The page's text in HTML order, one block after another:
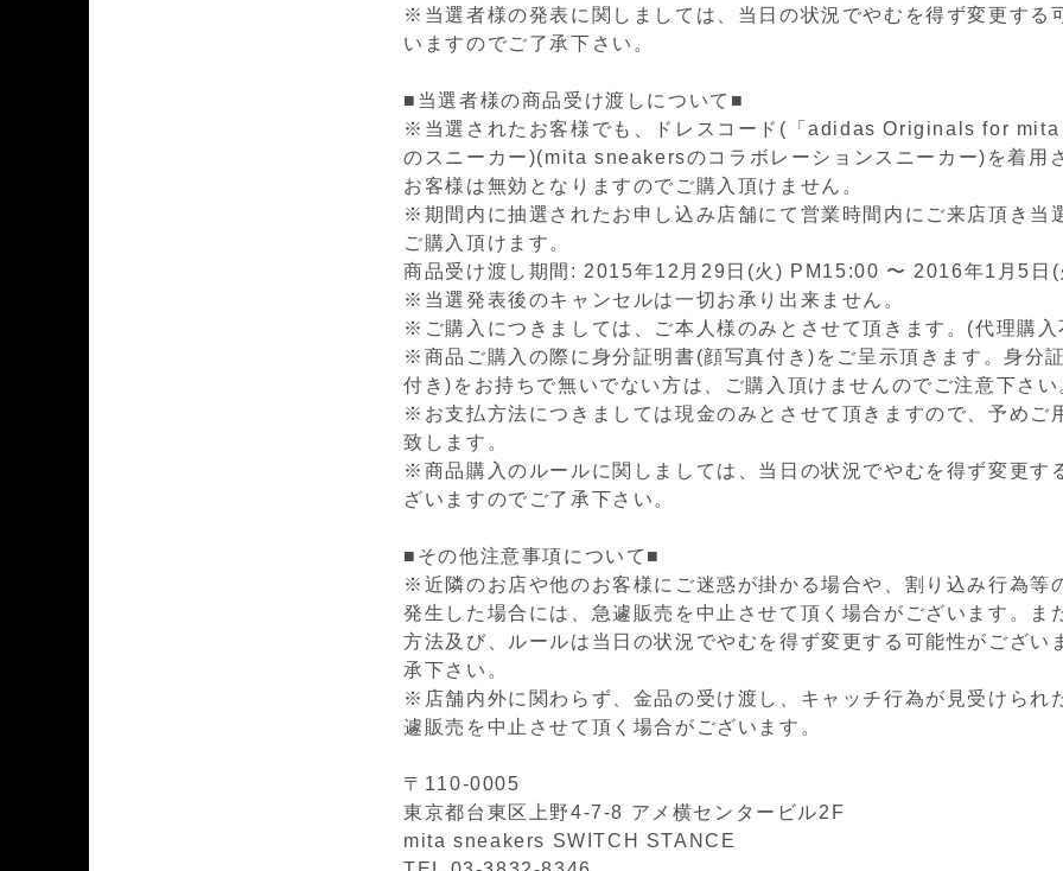
※当選者様の発表に関しましては、当日の状況でやむを得ず変更する
いますのでご了承下さい。
■当選者様の商品受け渡しについて■
※当選されたお客様でも、ドレスコード(「adidas Originals for
のスニーカー)(mita sneakersのコラボレーションスニーカー)を着用
お客様は無効となりますのでご購入頂けません。
※期間内に抽選されたお申し込み店舗にて営業時間内にご来店頂き当
ご購入頂けます。
商品受け渡し期間: 2015年12月29日(火) PM15:00 〜 2016年1月5日
※当選発表後のキャンセルは一切お承り出来ません。
※ご購入につきましては、ご本人様のみとさせて頂きます。(代理購入
※商品ご購入の際に身分証明書(顔写真付き)をご呈示頂きます。身分
付き)をお持ちで無いでない方は、ご購入頂けませんのでご注意下さい
※お支払方法につきましては現金のみとさせて頂きますので、予めご
致します。
※商品購入のルールに関しましては、当日の状況でやむを得ず変更す
ざいますのでご了承下さい。
■その他注意事項について■
※近隣のお店や他のお客様にご迷惑が掛かる場合や、割り込み行為等
発生した場合には、急遽販売を中止させて頂く場合がございます。ま
方法及び、ルールは当日の状況でやむを得ず変更する可能性がござい
承下さい。
※店舗内外に関わらず、金品の受け渡し、キャッチ行為が見受けられ
遽販売を中止させて頂く場合がございます。
〒110-0005
東京都台東区上野4-7-8 アメ横センタービル2F
mita sneakers SWITCH STANCE